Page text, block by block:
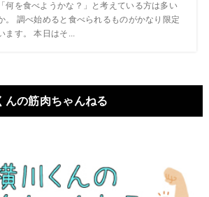
何を食べようかな？」と考えている方は多い
。 調べ始めると食べられるものがかなり限定
ます。 本日はそ...
んの筋肉ちゃんねる